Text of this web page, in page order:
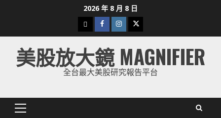
2026 年 8 月 8 日
下
載
美
股
Facebook
Instagram
Twitter
美股放大鏡 MAGNIFIER
全台最大美股研究報告平台
Primary